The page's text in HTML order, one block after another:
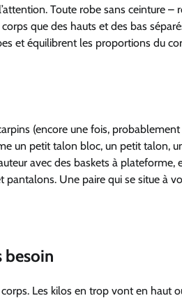
Toute robe sans ceinture –
que des hauts et des bas
et équilibrent les proportions du
(encore une fois,
un petit talon bloc, un petit talon,
avec des baskets à plateforme,
pantalons. Une paire qui se situe à
besoin
Les kilos en trop vont en haut